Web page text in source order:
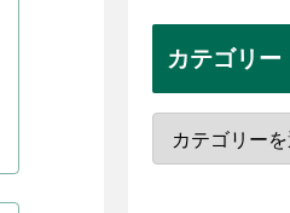
カテゴリー